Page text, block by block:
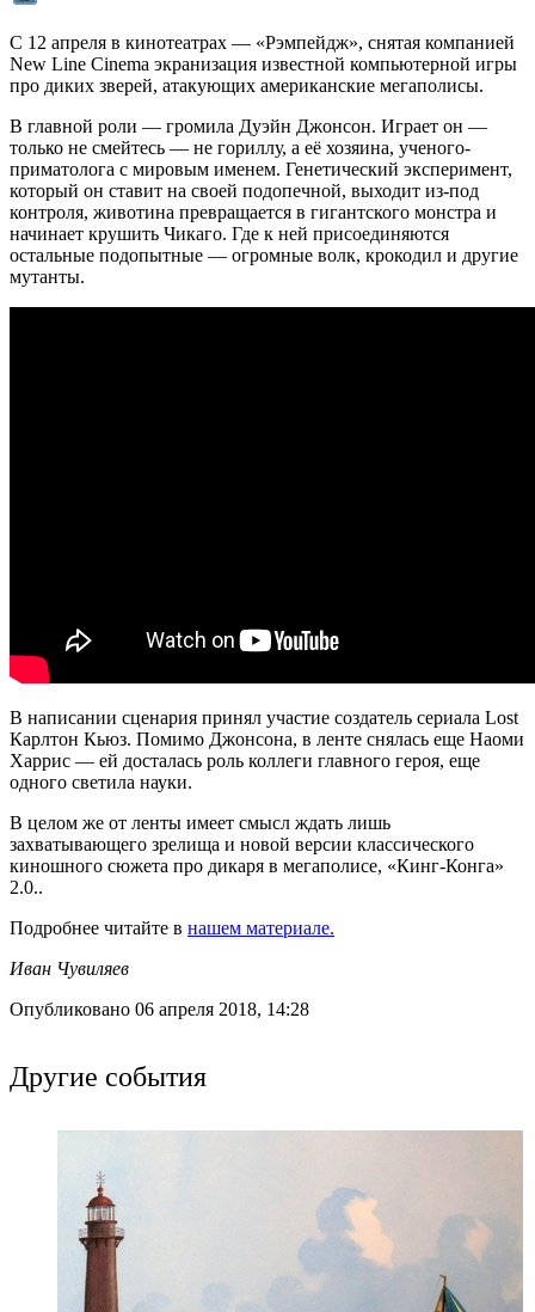
С 12 апреля в кинотеатрах — «Рэмпейдж», снятая компанией
New Line Cinema экранизация известной компьютерной игры
про диких зверей, атакующих американские мегаполисы.
В главной роли — громила Дуэйн Джонсон. Играет он —
только не смейтесь — не гориллу, а её хозяина, ученого-
приматолога с мировым именем. Генетический эксперимент,
который он ставит на своей подопечной, выходит из-под
контроля, животина превращается в гигантского монстра и
начинает крушить Чикаго. Где к ней присоединяются
остальные подопытные — огромные волк, крокодил и другие
мутанты.
В написании сценария принял участие создатель сериала Lost
Карлтон Кьюз. Помимо Джонсона, в ленте снялась еще Наоми
Харрис — ей досталась роль коллеги главного героя, еще
одного светила науки.
В целом же от ленты имеет смысл ждать лишь
захватывающего зрелища и новой версии классического
киношного сюжета про дикаря в мегаполисе, «Кинг-Конга»
2.0..
Подробнее читайте в нашем материале.
Иван Чувиляев
Опубликовано 06 апреля 2018, 14:28
Другие события